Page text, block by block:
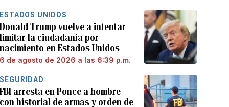
ESTADOS UNIDOS
Donald Trump vuelve a intentar
limitar la ciudadanía por
nacimiento en Estados Unidos
6 de agosto de 2026 a las 6:39 p.m.
SEGURIDAD
FBI arresta en Ponce a hombre
con historial de armas y orden de